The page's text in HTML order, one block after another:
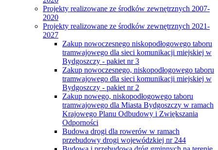
Projekty realizowane ze środków zewnętrznych 2007-
2020
Projekty realizowane ze środków zewnętrznych 2021-
2027
Zakup nowoczesnego niskopodłogowego taboru
tramwajowego dla sieci komunikacji miejskiej w
Bydgoszczy - pakiet nr 3
Zakup nowoczesnego, niskopodłogowego taboru
tramwajowego dla sieci komunikacji miejskiej w
Bydgoszczy - pakiet nr 2
Zakup nowego, niskopodłogowego taboru
tramwajowego dla Miasta Bydgoszczy w ramach
Krajowego Planu Odbudowy i Zwiększania
Odporności
Budowa drogi dla rowerów w ramach
przebudowy drogi wojewódzkiej nr 244